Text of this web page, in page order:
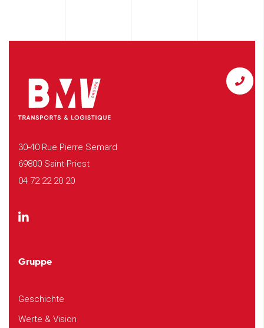
30-40 Rue Pierre Semard
69800 Saint-Priest
04 72 22 20 20
Gruppe
Geschichte
Werte & Vision